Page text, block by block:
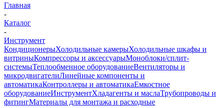
Главная
-
Каталог
-
Инструмент
КондиционерыХолодильные камерыХолодильные шкафы и
витриныКомпрессоры и аксессуарыМоноблоки/сплит-
системыТеплообменное оборудованиеВентиляторы и
микродвигателиЛинейные компоненты и
автоматикаКонтроллеры и автоматикаЕмкостное
оборудованиеИнструментХладагенты и маслаТрубопроводы и
фитингМатериалы для монтажа и расходные